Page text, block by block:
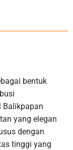
bentuk
Balikpapan
yang elegan
dengan
tinggi yang